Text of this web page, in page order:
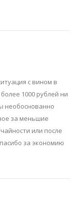
с вином в
1000 рублей ни
необоснованно
за меньшие
или после
за экономию